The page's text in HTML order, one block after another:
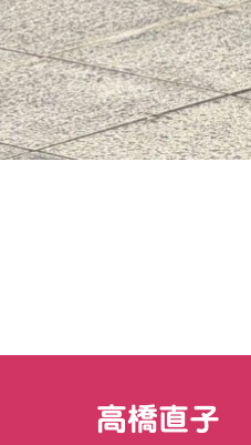
高橋直子